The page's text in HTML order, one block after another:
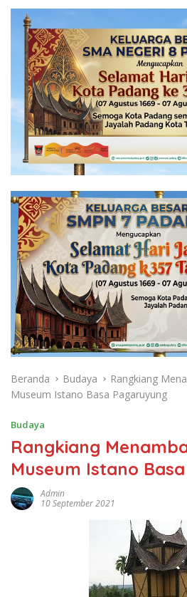
Beranda Budaya
Rangkiang
Museum Istano Basa Pagaruyung
Budaya
Rangkiang
Museum Istano
Admin
10 September 2021